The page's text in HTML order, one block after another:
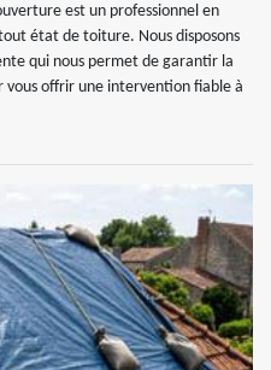
est un professionnel en
état de toiture. Nous disposons
qui nous permet de garantir la
offrir une intervention fiable à